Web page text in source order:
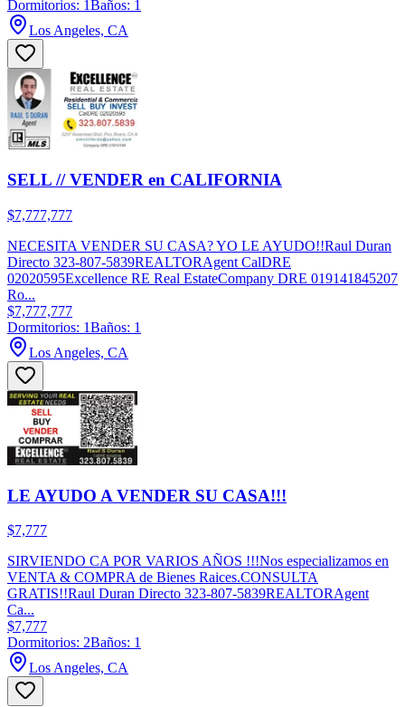
Dormitorios: 1 Baños: 1
Los Angeles, CA
SELL // VENDER en CALIFORNIA
$7,777,777
NECESITA VENDER SU CASA? YO LE AYUDO!!Raul Duran
Directo 323-807-5839REALTORAgent CalDRE
02020595Excellence RE Real EstateCompany DRE 019141845207
Ro...
$7,777,777
Dormitorios: 1Baños: 1
Los Angeles, CA
LE AYUDO A VENDER SU CASA!!!
$7,777
SIRVIENDO CA POR VARIOS AÑOS !!!Nos especializamos en
VENTA & COMPRA de Bienes Raices.CONSULTA
GRATIS!!Raul Duran Directo 323-807-5839REALTORAgent
Ca...
$7,777
Dormitorios: 2Baños: 1
Los Angeles, CA